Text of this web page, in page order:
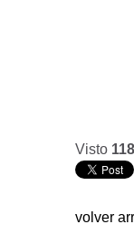
Visto
volver